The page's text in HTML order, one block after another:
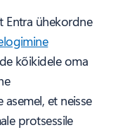
Entra ühekordne
kõikidele oma
et neisse
protsessile